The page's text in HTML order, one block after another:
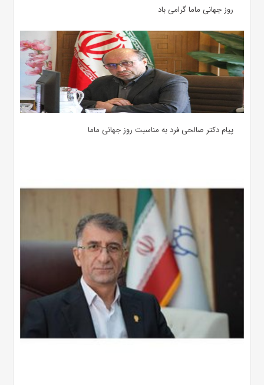
روز جهانی ماما گرامی باد
پیام دکتر صالحی فرد به مناسبت روز جهانی ماما